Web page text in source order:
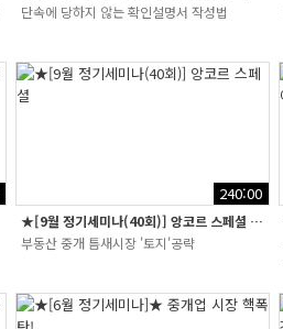
단속에 당하지 않는 확인설명서 작성법
240:00
★[9월 정기세미나(40회)] 앙코르 스페셜 "토지" 공략하기 특강★
부동산 중개 틈새시장 '토지'공략